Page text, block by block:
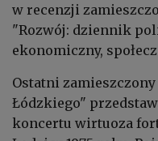
w recenzji
"Rozwój: dziennik
ekonomiczny,
Ostatni
Łódzkiego"
koncertu wirtuoza